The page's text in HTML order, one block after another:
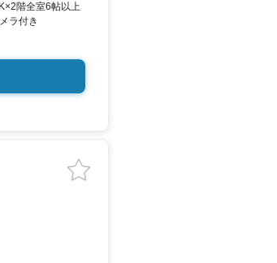
にお問い合わせ
階全室6帖以上
ラ付き
」駐車スペース